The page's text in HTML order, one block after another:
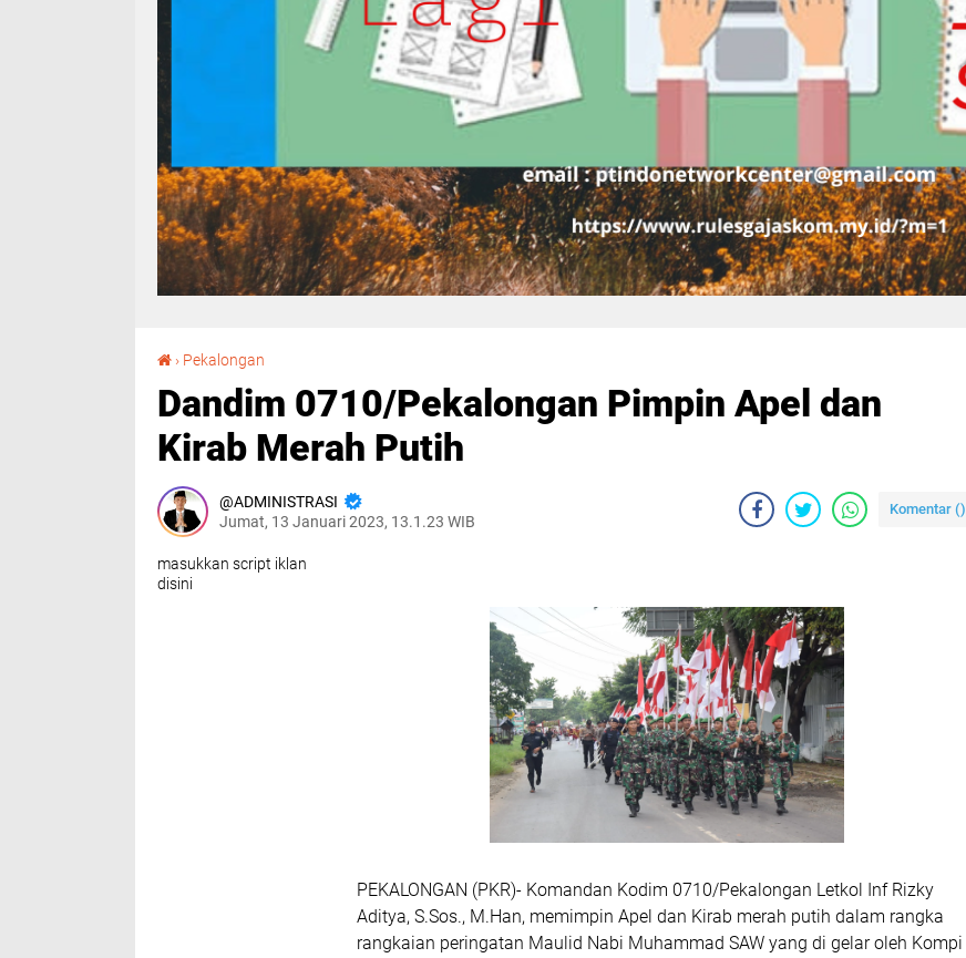
› Pekalongan
Dandim 0710/Pekalongan Pimpin Apel dan
Kirab Merah Putih
ADMINISTRASI
Jumat, 13 Januari 2023, 13.1.23 WIB
Komentar ()
masukkan script iklan
disini
PEKALONGAN (PKR)- Komandan Kodim 0710/Pekalongan Letkol Inf Rizky
Aditya, S.Sos., M.Han, memimpin Apel dan Kirab merah putih dalam rangka
rangkaian peringatan Maulid Nabi Muhammad SAW yang di gelar oleh Kompi